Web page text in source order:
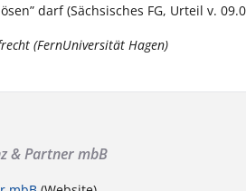
darf (Sächsisches FG, Urteil v.
(FernUniversität Hagen)
& Partner mbB